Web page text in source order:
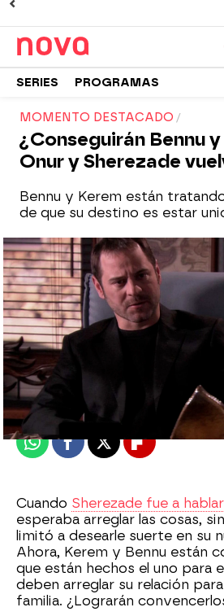
SERIES PROGRAMAS
MOMENTO DESTACADO
¿Conseguirán Bennu
Onur y Sherezade
Bennu y Kerem están
de que su destino es estar
Nova
Madrid
Publicado: 02 de abril de 2020,
WhatsappFacebook
X Flipboard
Cuando Sherezade fue a
esperaba arreglar las cosas,
limitó a desearle suerte en su
Ahora, Kerem y Bennu están
que están hechos el uno para
deben arreglar su relación
familia. ¿Lograrán